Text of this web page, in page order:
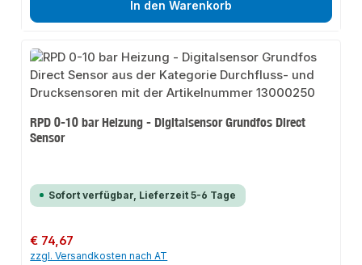
In den Warenkorb
RPD 0-10 bar Heizung - Digitalsensor Grundfos Direct
Sensor
Sofort verfügbar, Lieferzeit 5-6 Tage
Regulärer Preis:
€ 74,67
zzgl. Versandkosten nach AT